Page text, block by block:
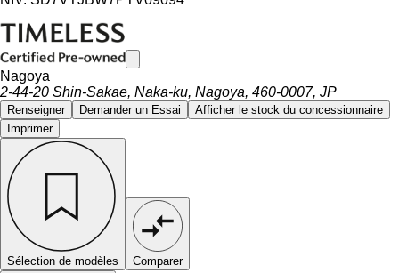
Nagoya
2-44-20 Shin-Sakae, Naka-ku, Nagoya, 460-0007, JP
Renseigner Demander un Essai
Afficher le stock du concessionnaire
Imprimer
Sélection de modèles
Comparer